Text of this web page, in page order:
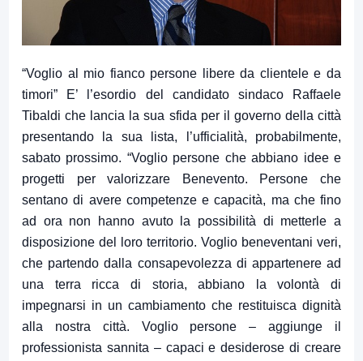
“Voglio al mio fianco persone libere da clientele e da
timori” E’ l’esordio del candidato sindaco Raffaele
Tibaldi che lancia la sua sfida per il governo della città
presentando la sua lista, l’ufficialità, probabilmente,
sabato prossimo. “Voglio persone che abbiano idee e
progetti per valorizzare Benevento. Persone che
sentano di avere competenze e capacità, ma che fino
ad ora non hanno avuto la possibilità di metterle a
disposizione del loro territorio. Voglio beneventani veri,
che partendo dalla consapevolezza di appartenere ad
una terra ricca di storia, abbiano la volontà di
impegnarsi in un cambiamento che restituisca dignità
alla nostra città. Voglio persone – aggiunge il
professionista sannita – capaci e desiderose di creare